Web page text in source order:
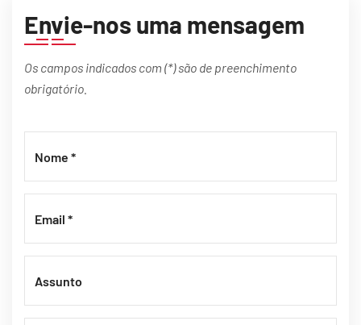
Envie-nos uma mensagem
Os campos indicados com (*) são de preenchimento
obrigatório.